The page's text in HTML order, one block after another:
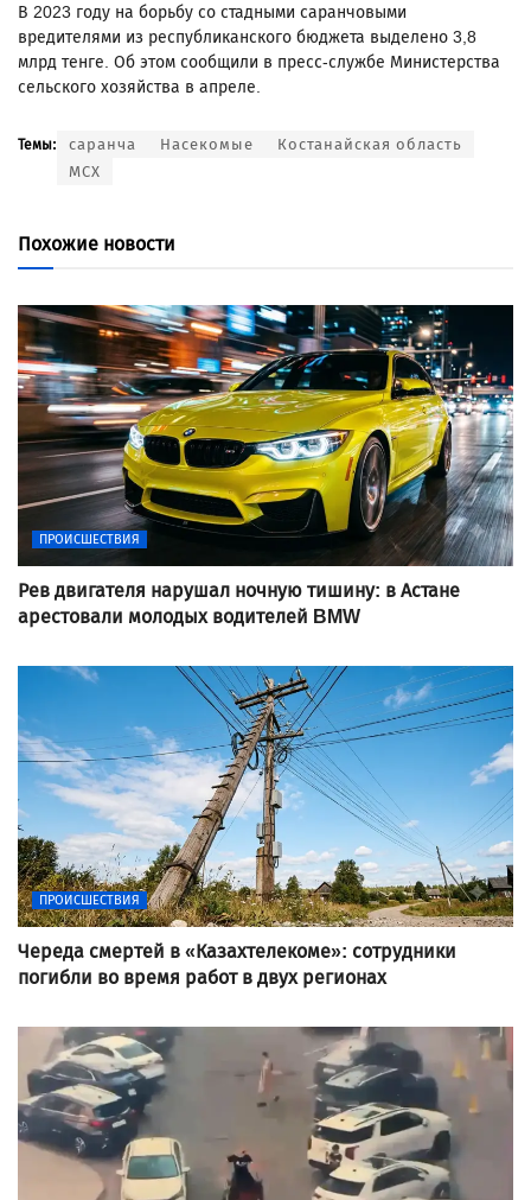
В 2023 году на борьбу со стадными саранчовыми
вредителями из республиканского бюджета выделено 3,8
млрд тенге. Об этом сообщили в пресс-службе Министерства
сельского хозяйства в апреле.
Темы: саранча Насекомые
Костанайская область
МСХ
Похожие новости
ПРОИСШЕСТВИЯ
Рев двигателя нарушал ночную тишину: в Астане
арестовали молодых водителей BMW
ПРОИСШЕСТВИЯ
Череда смертей в «Казахтелекоме»: сотрудники
погибли во время работ в двух регионах